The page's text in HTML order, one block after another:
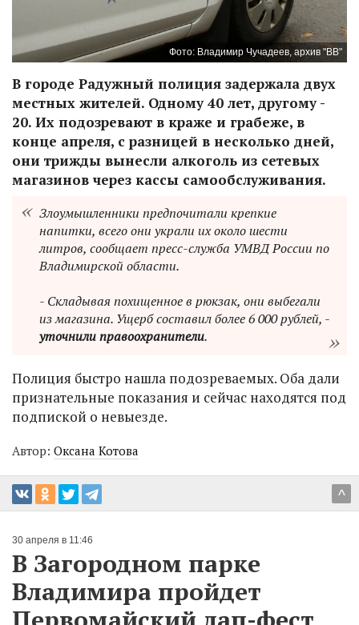
Фото: Владимир Чучадеев, архив "ВВ"
В городе Радужный полиция задержала двух
местных жителей. Одному 40 лет, другому -
20. Их подозревают в краже и грабеже, в
конце апреля, с разницей в несколько дней,
они трижды вынесли алкоголь из сетевых
магазинов через кассы самообслуживания.
Злоумышленники предпочитали крепкие
напитки, всего они украли их около шести
литров, сообщает пресс-служба УМВД России по
Владимирской области.
- Складывая похищенное в рюкзак, они выбегали
из магазина. Ущерб составил более 6 000 рублей, -
уточнили правоохранители.
Полиция быстро нашла подозреваемых. Оба дали
признательные показания и сейчас находятся под
подпиской о невыезде.
Автор: Оксана Котова
^
30 апреля в 11:46
В Загородном парке
Владимира пройдет